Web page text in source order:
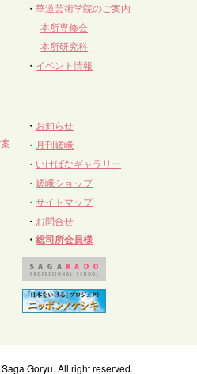
・華道芸術学院のご案内
本所専修会
本所研究科
・ イベント情報
・ お知らせ
・ 月刊嵯峨
・ いけばなギャラリー
・嵯峨ショップ
・サイトマップ
・ お問合せ
・総司所会員様
Goryu. All right reserved.